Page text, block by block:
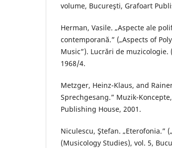
volume, Bucureşti, Grafoart
Herman, Vasile. „Aspecte ale
contemporană.” („Aspects of
Music”). Lucrări de muzicologie.
1968/4.
Metzger, Heinz-Klaus, and
Sprechgesang.” Muzik-
Publishing House, 2001.
Niculescu, Ştefan. „Eterofonia.”
(Musicology Studies), vol. 5,